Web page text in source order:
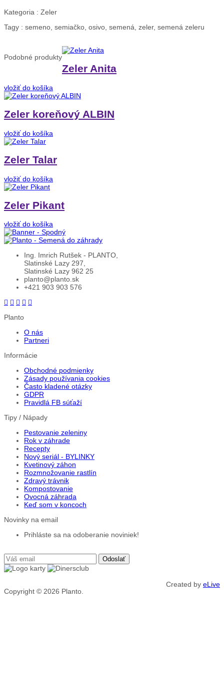
Kategoria : Zeler
Tagy : semeno, semiačko, osivo, semená, zeler, semená zeleru
Podobné produkty
Zeler Anita
vložiť do košíka
Zeler koreňový ALBIN
vložiť do košíka
Zeler Talar
vložiť do košíka
Zeler Pikant
vložiť do košíka
Ing. Imrich Rutšek - PLANTO,
Slatinské Lazy 297,
Slatinské Lazy 962 25
planto@planto.sk
+421 903 903 576
Planto
O nás
Partneri
Informácie
Obchodné podmienky
Zásady používania cookies
Často kladené otázky
GDPR
Pravidlá FB súťaží
Tipy / Nápady
Pestovanie zeleniny
Rok v záhrade
Recepty
Nový seriál - BYLINKY
Kvetinový záhon
Rozmnožovanie rastlín
Zdravý trávnik
Kompostovanie
Ovocná záhrada
Keď som v koncoch
Novinky na email
Prihláste sa na odoberanie noviniek!
Copyright © 2026 Planto.
Created by eLive